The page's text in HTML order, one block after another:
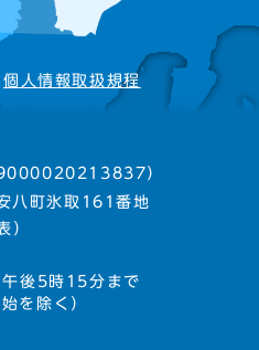
個人情報取扱規程
9000020213837）
八町氷取161番地
表）
後5時15分まで
を除く）